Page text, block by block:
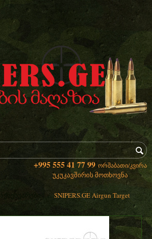
+995 555 41 77 99 ორშაბათი/კვირა
უკუკავშირის მოთხოვნა
| აქსესუარები | / SNIPERS.GE Airgun Target